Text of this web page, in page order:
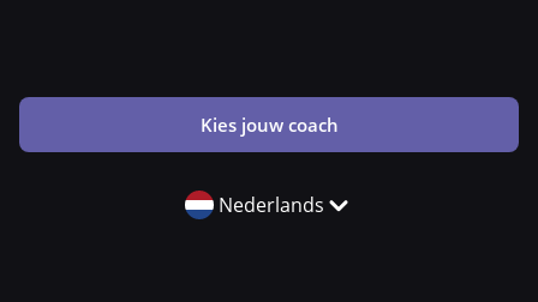
Kies jouw coach
Nederlands